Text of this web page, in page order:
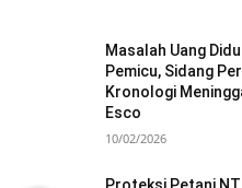
Masalah Uang
Pemicu, Sidang
Kronologi
Esco
10/02/2026
Proteksi Petani